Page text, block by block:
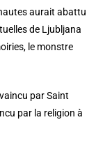
aurait abattu
de Ljubljana
le monstre
par Saint
par la religion à